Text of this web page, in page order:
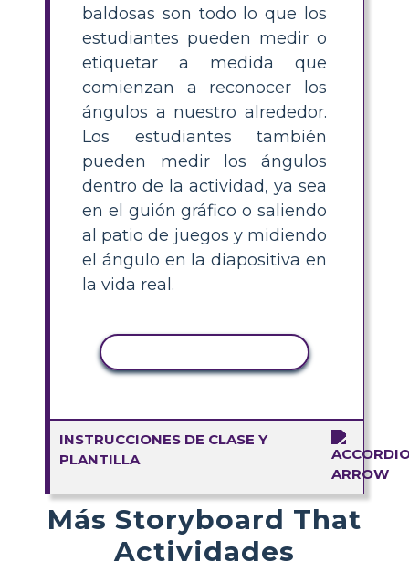
baldosas son todo lo que los
estudiantes pueden medir o
etiquetar a medida que
comienzan a reconocer los
ángulos a nuestro alrededor.
Los estudiantes también
pueden medir los ángulos
dentro de la actividad, ya sea
en el guión gráfico o saliendo
al patio de juegos y midiendo
el ángulo en la diapositiva en
la vida real.
INSTRUCCIONES DE CLASE Y
PLANTILLA
Más Storyboard That
Actividades